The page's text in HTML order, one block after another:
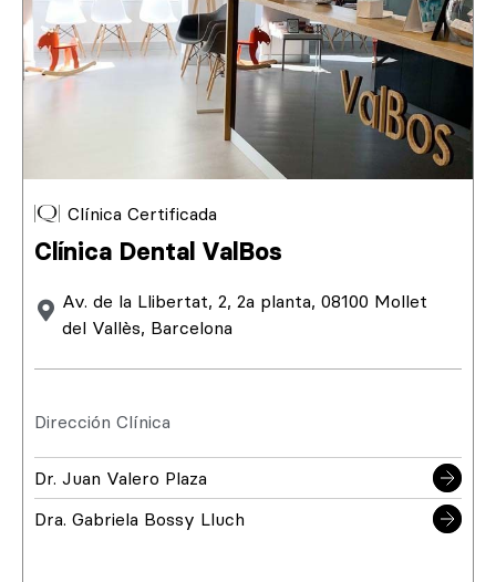
Clínica Certificada
Clínica Dental ValBos
Av. de la Llibertat, 2, 2a planta, 08100 Mollet
del Vallès, Barcelona
Dirección Clínica
Dr. Juan Valero Plaza
Dra. Gabriela Bossy Lluch